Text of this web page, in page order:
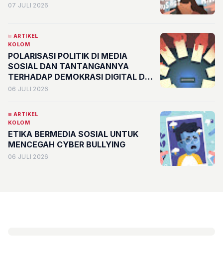
07 JULI 2026
ARTIKEL
KOLOM
POLARISASI POLITIK DI MEDIA
SOSIAL DAN TANTANGANNYA
TERHADAP DEMOKRASI DIGITAL DI
INDONESIA
06 JULI 2026
ARTIKEL
KOLOM
ETIKA BERMEDIA SOSIAL UNTUK
MENCEGAH CYBER BULLYING
06 JULI 2026